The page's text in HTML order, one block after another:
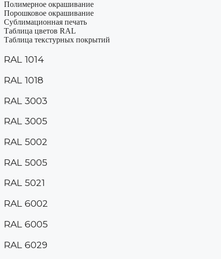
Полимерное окрашивание
Порошковое окрашивание
Сублимационная печать
Таблица цветов RAL
Таблица текстурных покрытий
RAL 1014
RAL 1018
RAL 3003
RAL 3005
RAL 5002
RAL 5005
RAL 5021
RAL 6002
RAL 6005
RAL 6029